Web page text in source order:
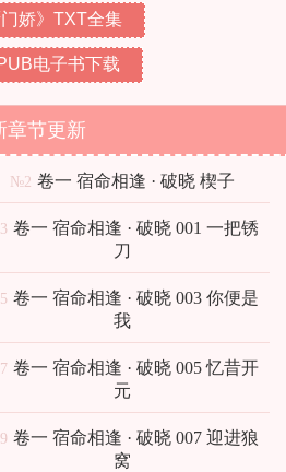
娇》TXT全集
电子书下载
章节更新
№2 卷一 宿命相逢 · 破晓 楔子
卷一 宿命相逢 · 破晓 001 一把锈
刀
卷一 宿命相逢 · 破晓 003 你便是
我
卷一 宿命相逢 · 破晓 005 忆昔开
元
卷一 宿命相逢 · 破晓 007 迎进狼
窝